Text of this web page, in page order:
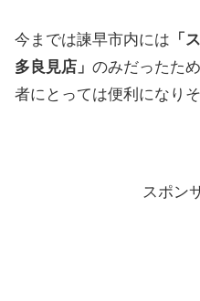
今までは諫早市内には 「
多良見店」 のみだったた
者にとっては便利になり
スポン